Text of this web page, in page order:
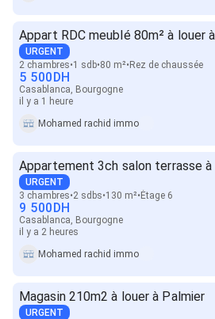
Appart RDC meublé 80m² à louer
URGENT
2 chambres 1 sdb 80 m² Rez de chaussée
5 500DH
Casablanca, Bourgogne
il y a 1 heure
Mohamed rachid immo
Appartement 3ch salon terrasse à
URGENT
3 chambres 2 sdbs 130 m² Étage 6
9 500DH
Casablanca, Bourgogne
il y a 2 heures
Mohamed rachid immo
Magasin 210m2 à louer à Palmier
URGENT